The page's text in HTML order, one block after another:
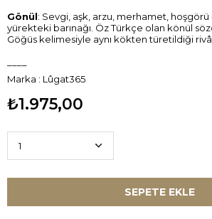
Gönül: Sevgi, aşk, arzu, merhamet, hoşgörü
yürekteki barınağı. Öz Türkçe olan könül
Göğüs kelimesiyle aynı kökten türetildiği
Marka : Lûgat365
₺1.975,00